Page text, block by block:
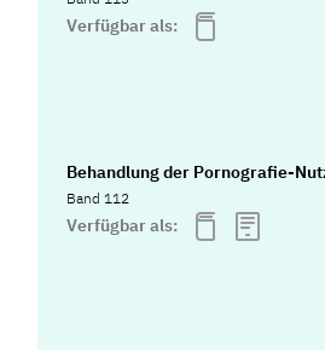
Verfügbar als:
Behandlung der Pornografie-
Band 112
Verfügbar als: